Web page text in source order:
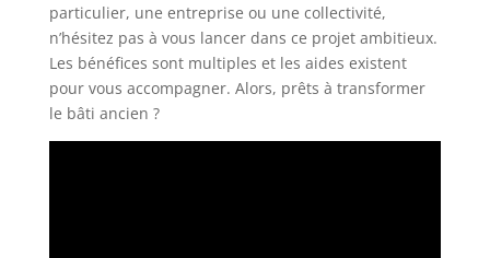
particulier, une entreprise ou une collectivité,
n’hésitez pas à vous lancer dans ce projet ambitieux.
Les bénéfices sont multiples et les aides existent
pour vous accompagner. Alors, prêts à transformer
le bâti ancien ?